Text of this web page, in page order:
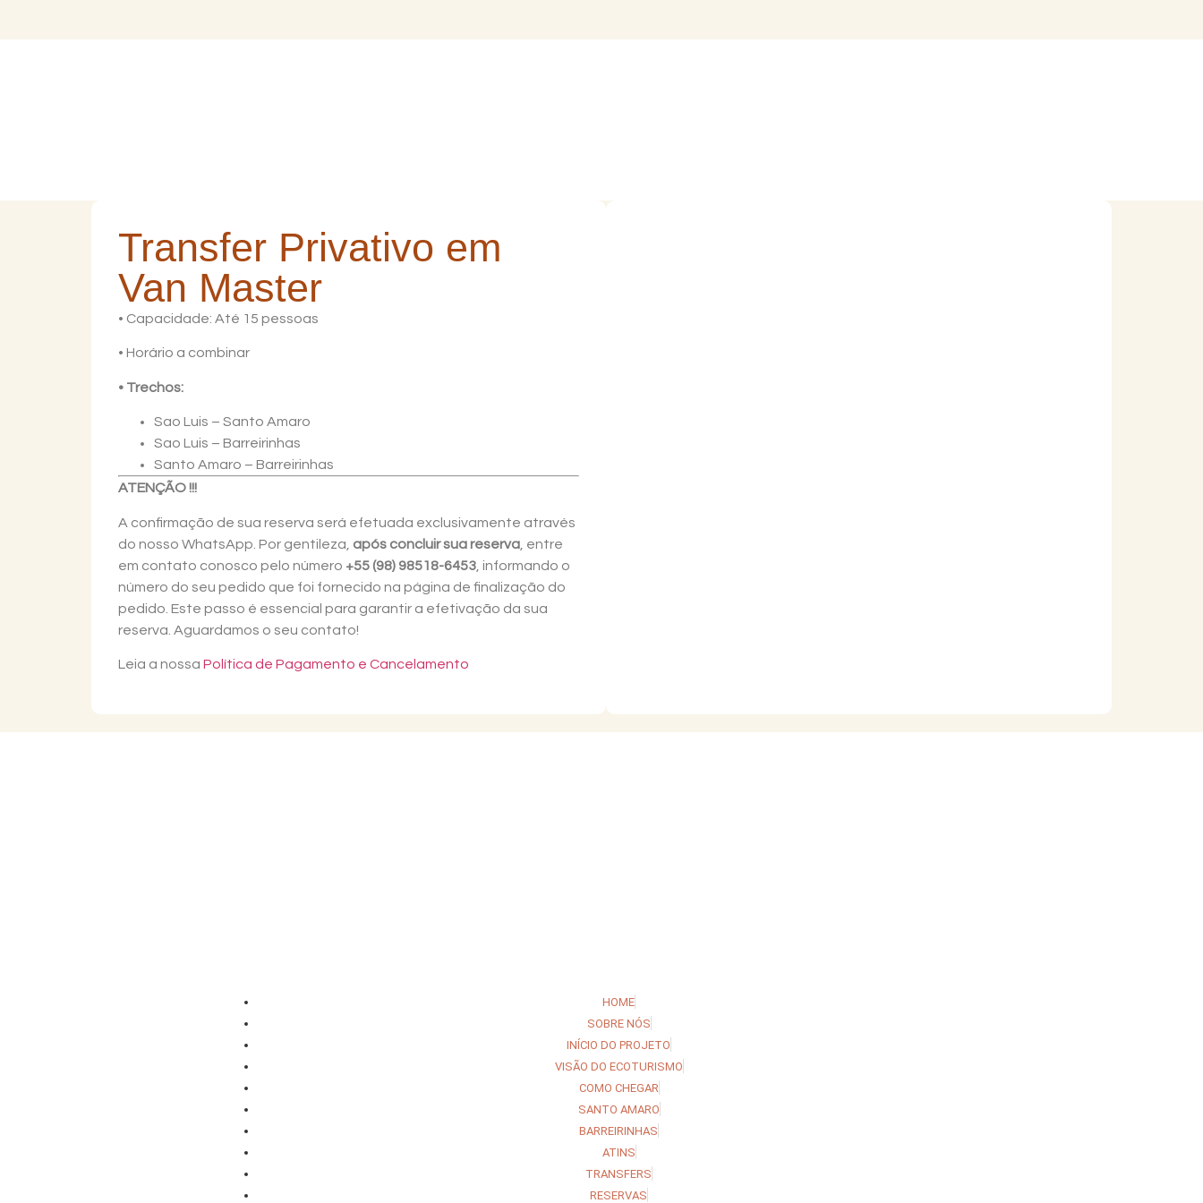
Transfer Privativo em
Van Master
• Capacidade: Até 15 pessoas
• Horário a combinar
• Trechos:
Sao Luis – Santo Amaro
Sao Luis – Barreirinhas
Santo Amaro – Barreirinhas
ATENÇÃO !!!
A confirmação de sua reserva será efetuada exclusivamente através
do nosso WhatsApp. Por gentileza, após concluir sua reserva , entre
em contato conosco pelo número +55 (98) 98518-6453 , informando o
número do seu pedido que foi fornecido na página de finalização do
pedido. Este passo é essencial para garantir a efetivação da sua
reserva. Aguardamos o seu contato!
Leia a nossa Política de Pagamento e Cancelamento
HOME
SOBRE NÓS
INÍCIO DO PROJETO
VISÃO DO ECOTURISMO
COMO CHEGAR
SANTO AMARO
BARREIRINHAS
ATINS
TRANSFERS
RESERVAS